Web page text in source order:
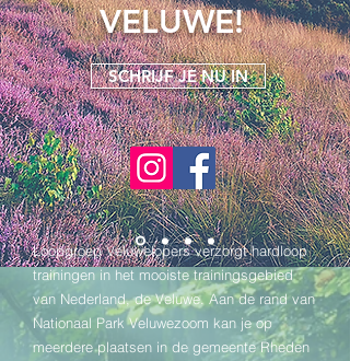
VELUWE!
SCHRIJF JE NU IN
Loopgroep Veluwelopers verzorgt hardloop
trainingen in het mooiste trainingsgebied
van Nederland, de Veluwe. Aan de rand van
Nationaal Park Veluwezoom kan je op
meerdere plaatsen in de gemeente Rheden